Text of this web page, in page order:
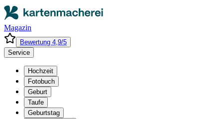
Magazin
Bewertung 4,9/5
Service
Hochzeit
Fotobuch
Geburt
Taufe
Geburtstag